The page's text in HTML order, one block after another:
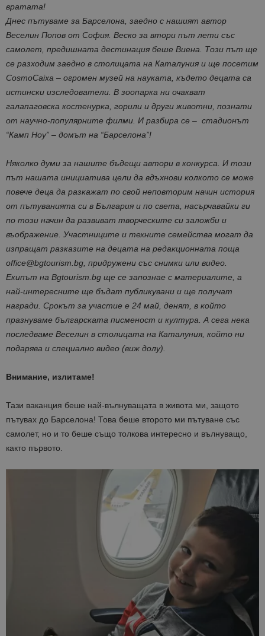
вратата!
Днес пътуваме за Барселона, заедно с нашият автор
Веселин Попов от София. Веско за втори път лети със
самолет, предишната дестинация беше Виена. Този път ще
се разходим заедно в столицата на Каталуния и ще посетим
CosmoCaixa – огромен музей на науката, където децата са
истински изследователи. В зоопарка ни очакват
галапаговска костенурка, горили и други животни, познати
от научно-популярните филми. И разбира се – стадионът
“Камп Ноу” – домът на “Барселона”!
Няколко думи за нашите бъдещи автори в конкурса. И този
път нашата инициатива цели да вдъхнови колкото се може
повече деца да разкажат по свой неповторим начин история
от пътуванията си в България и по света, насърчавайки ги
по този начин да развиват творческите си заложби и
въображение. Участниците и техните семейства могат да
изпращат разказите на децата на редакционната поща
office@bgtourism.bg, придружени със снимки или видео.
Екипът на Bgtourism.bg ще се запознае с материалите, а
най-интересните ще бъдат публикувани и ще получат
награди. Срокът за участие e 24 май, денят, в който
празнуваме българската писменост и култура. А сега нека
последваме Веселин в столицата на Каталуния, който ни
подарява и специално видео (виж долу).
Внимание, излитаме!
Тази ваканция беше най-вълнуващата в живота ми, защото
пътувах до Барселона! Това беше второто ми пътуване със
самолет, но и то беше също толкова интересно и вълнуващо,
както първото.